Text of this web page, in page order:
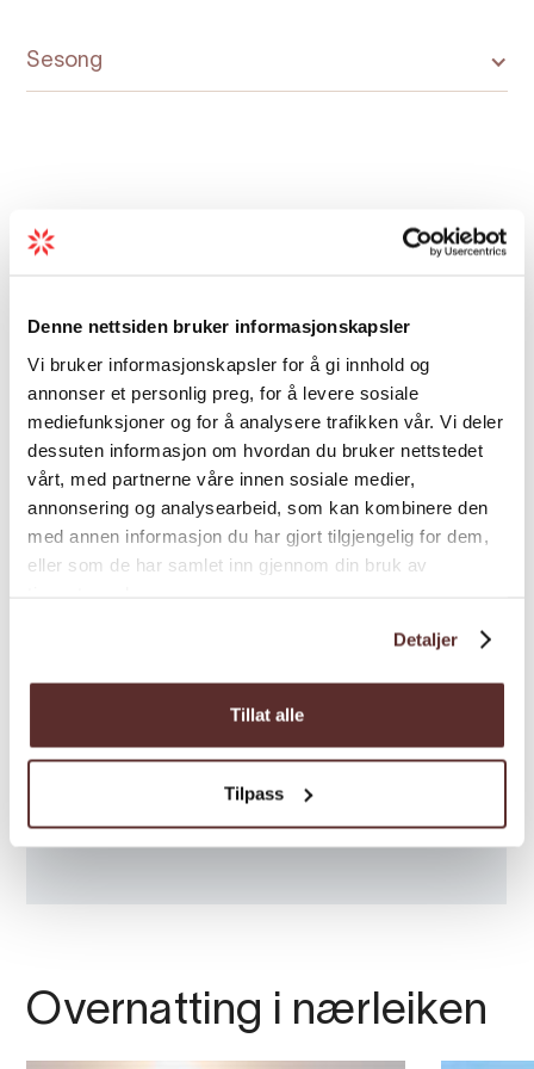
Denne nettsiden bruker informasjonskapsler
Vi bruker informasjonskapsler for å gi innhold og
annonser et personlig preg, for å levere sosiale
mediefunksjoner og for å analysere trafikken vår. Vi deler
dessuten informasjon om hvordan du bruker nettstedet
vårt, med partnerne våre innen sosiale medier,
annonsering og analysearbeid, som kan kombinere den
med annen informasjon du har gjort tilgjengelig for dem,
eller som de har samlet inn gjennom din bruk av
Detaljer
Tillat alle
Tilpass
Sesong
Kart
Overnatting i nærleiken